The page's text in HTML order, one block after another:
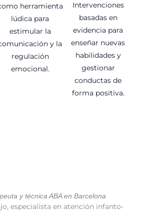
herramienta
lúdica para
estimular la
y la
regulación
emocional.
Intervenciones
basadas en
evidencia para
enseñar nuevas
habilidades y
gestionar
conductas de
forma positiva.
y técnica ABA en Barcelona
especialista en atención infanto-